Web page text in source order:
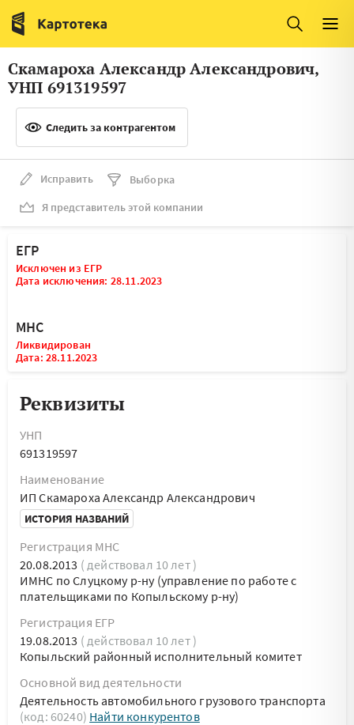
Италия
Люксембург
Литва
Латвия
Словения
Франция
Швеция
Мальта
Скамароха Александр Александрович,
УНП 691319597
Следить за контрагентом
Исправить
Выборка
Я представитель этой компании
ЕГР
Исключен из ЕГР
Дата исключения: 28.11.2023
МНС
Ликвидирован
Дата: 28.11.2023
Реквизиты
УНП
691319597
Наименование
ИП Скамароха Александр Александрович
ИСТОРИЯ НАЗВАНИЙ
Регистрация МНС
20.08.2013 ( действовал 10 лет )
ИМНС по Слуцкому р-ну (управление по работе с
плательщиками по Копыльскому р-ну)
Регистрация ЕГР
19.08.2013 ( действовал 10 лет )
Копыльский районный исполнительный комитет
Основной вид деятельности
Деятельность автомобильного грузового транспорта
(код: 60240) Найти конкурентов